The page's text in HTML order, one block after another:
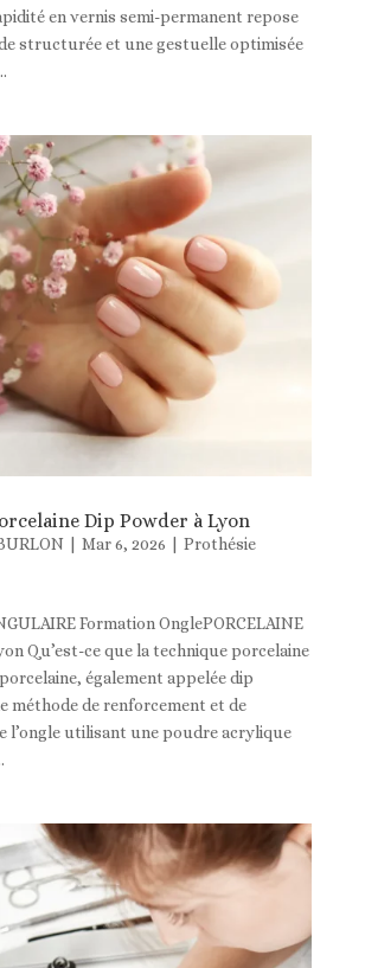
en vernis semi-permanent repose
structurée et une gestuelle optimisée
Dip Powder à Lyon
| Mar 6, 2026
Prothésie
Formation OnglePORCELAINE
Qu’est-ce que la technique porcelaine
également appelée dip
méthode de renforcement et de
l’ongle utilisant une poudre acrylique